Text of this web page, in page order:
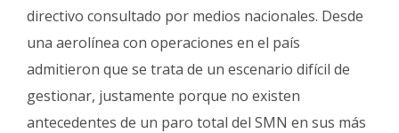
directivo consultado por medios nacionales. Desde
una aerolínea con operaciones en el país
admitieron que se trata de un escenario difícil de
gestionar, justamente porque no existen
antecedentes de un paro total del SMN en sus más